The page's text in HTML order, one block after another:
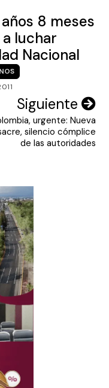
8 meses
luchar
Nacional
Siguiente
urgente: Nueva
silencio cómplice
de las autoridades